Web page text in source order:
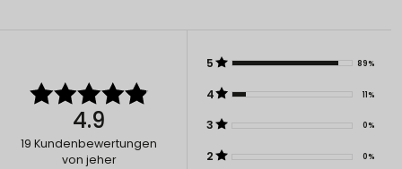
4.9
19 Kundenbewertungen
von jeher
5 89%
4 11%
3 0%
2 0%